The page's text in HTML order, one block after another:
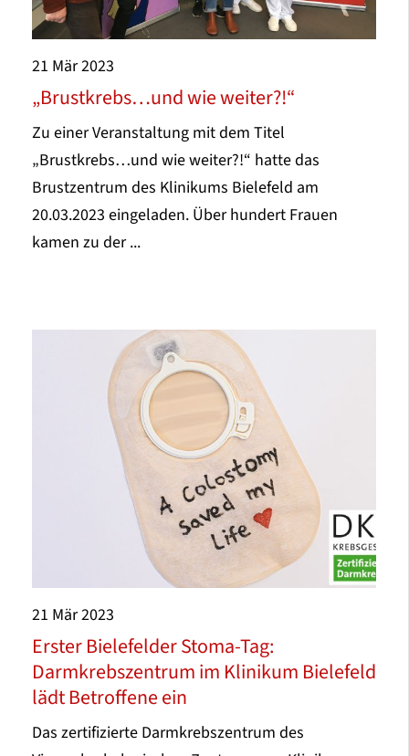
21 Mär2023
„Brustkrebs…und wie weiter?!“
Zu einer Veranstaltung mit dem Titel
„Brustkrebs…und wie weiter?!“ hatte das
Brustzentrum des Klinikums Bielefeld am
20.03.2023 eingeladen. Über hundert Frauen
kamen zu der ...
21 Mär2023
Erster Bielefelder Stoma-Tag:
Darmkrebszentrum im Klinikum Bielefeld
lädt Betroffene ein
Das zertifizierte Darmkrebszentrum des